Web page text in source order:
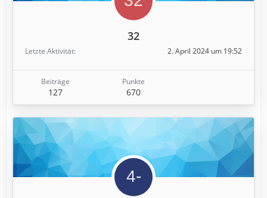
32
Letzte Aktivität 2. April 2024 um 19:52
Beiträge
127
Punkte
670